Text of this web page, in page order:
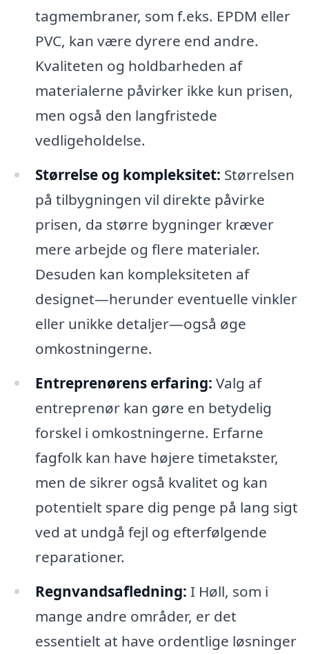
tagmembraner, som f.eks. EPDM eller
PVC, kan være dyrere end andre.
Kvaliteten og holdbarheden af
materialerne påvirker ikke kun prisen,
men også den langfristede
vedligeholdelse.
Størrelse og kompleksitet: Størrelsen
på tilbygningen vil direkte påvirke
prisen, da større bygninger kræver
mere arbejde og flere materialer.
Desuden kan kompleksiteten af
designet—herunder eventuelle vinkler
eller unikke detaljer—også øge
omkostningerne.
Entreprenørens erfaring: Valg af
entreprenør kan gøre en betydelig
forskel i omkostningerne. Erfarne
fagfolk kan have højere timetakster,
men de sikrer også kvalitet og kan
potentielt spare dig penge på lang sigt
ved at undgå fejl og efterfølgende
reparationer.
Regnvandsafledning: I Høll, som i
mange andre områder, er det
essentielt at have ordentlige løsninger